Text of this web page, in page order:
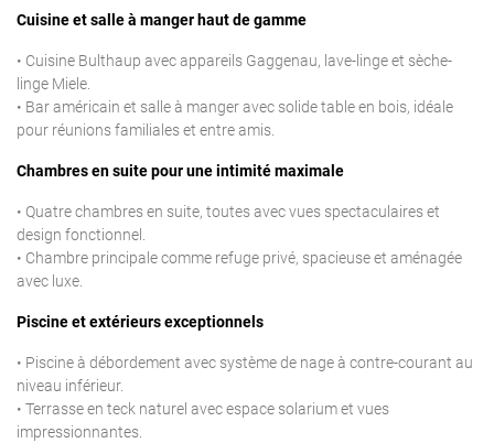
Cuisine et salle à manger haut de gamme
• Cuisine Bulthaup avec appareils Gaggenau, lave-linge et sèche-
linge Miele.
• Bar américain et salle à manger avec solide table en bois, idéale
pour réunions familiales et entre amis.
Chambres en suite pour une intimité maximale
• Quatre chambres en suite, toutes avec vues spectaculaires et
design fonctionnel.
• Chambre principale comme refuge privé, spacieuse et aménagée
avec luxe.
Piscine et extérieurs exceptionnels
• Piscine à débordement avec système de nage à contre-courant au
niveau inférieur.
• Terrasse en teck naturel avec espace solarium et vues
impressionnantes.